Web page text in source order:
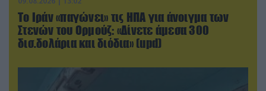
Το Ιράν «παγώνει» τις ΗΠΑ για άνοιγμα των
Στενών του Ορμούζ: «Δίνετε άμεσα 300
δισ.δολάρια και διόδια» (upd)